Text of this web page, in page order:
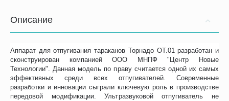
Описание
Аппарат для отпугивания тараканов Торнадо ОТ.01 разработан и
сконструирован компанией ООО МНПФ "Центр Новые
Технологии". Данная модель по праву считается одной их самых
эффективных среди всех отпугивателей. Современные
разработки и инновации сыграли ключевую роль в производстве
передовой модификации. Ультразвуковой отпугиватель не